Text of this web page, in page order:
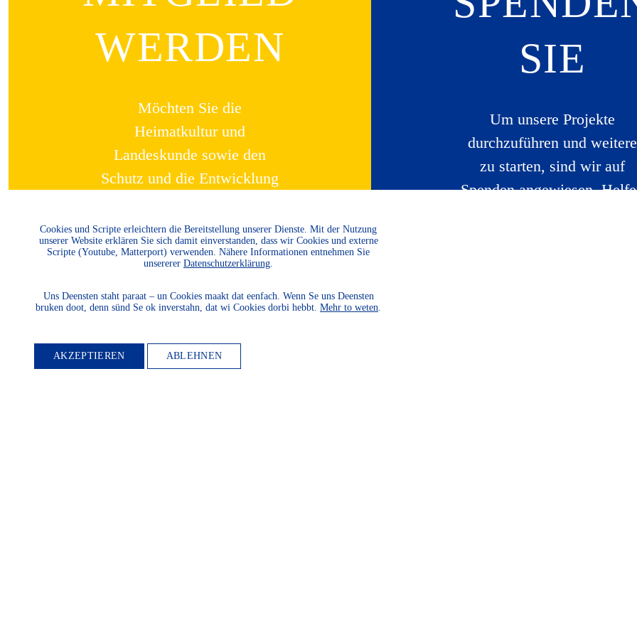
WERDEN
Möchten Sie die
Heimatkultur und
Landeskunde sowie den
Schutz und die Entwicklung
unserer Landessprachen
fördern? Dann werden Sie
Mitglied.
WEITER LESEN
SIE
Um unsere Projekte
durchzuführen und weitere
zu starten, sind wir auf
Spenden angewiesen.
Cookies und Scripte erleichtern die Bereitstellung unserer Dienste. Mit der Nutzung
unserer Website erklären Sie sich damit einverstanden, dass wir Cookies und externe
Scripte (Youtube, Matterport) verwenden. Nähere Informationen entnehmen Sie
unsererer Datenschutzerklärung
Uns Deensten staht paraat – un Cookies maakt dat eenfach. Wenn Se uns Deensten
bruken doot, denn sünd Se ok inverstahn, dat wi Cookies dorbi hebbt. Mehr to weten
AKZEPTIEREN ABLEHNEN